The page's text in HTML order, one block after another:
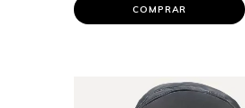
COMPRAR